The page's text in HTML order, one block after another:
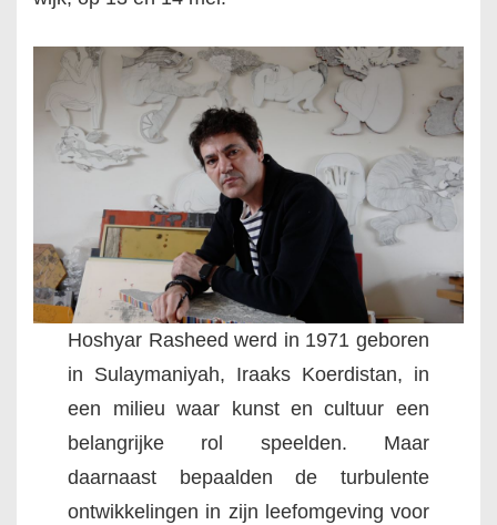
Hoshyar Rasheed werd in 1971 geboren
in Sulaymaniyah, Iraaks Koerdistan, in
een milieu waar kunst en cultuur een
belangrijke rol speelden. Maar
daarnaast bepaalden de turbulente
ontwikkelingen in zijn leefomgeving voor